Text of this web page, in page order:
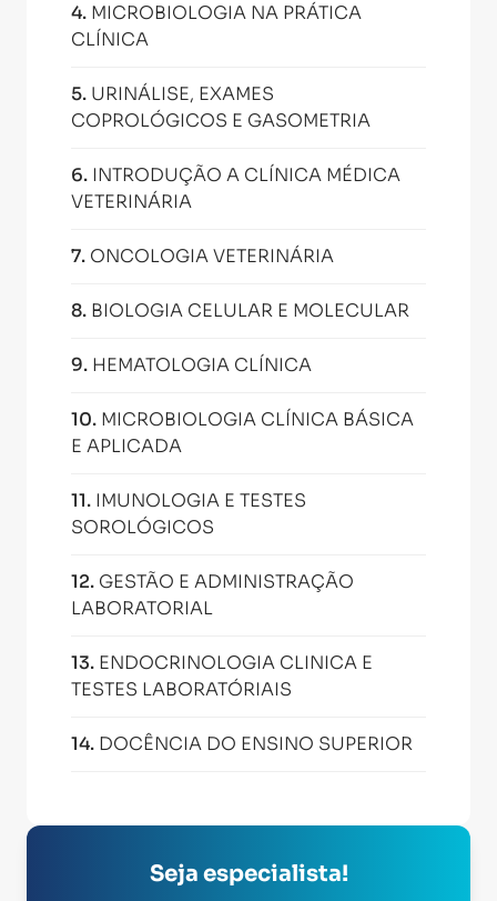
4. MICROBIOLOGIA NA PRÁTICA
CLÍNICA
5. URINÁLISE, EXAMES
COPROLÓGICOS E GASOMETRIA
6. INTRODUÇÃO A CLÍNICA MÉDICA
VETERINÁRIA
7. ONCOLOGIA VETERINÁRIA
8. BIOLOGIA CELULAR E MOLECULAR
9. HEMATOLOGIA CLÍNICA
10. MICROBIOLOGIA CLÍNICA BÁSICA
E APLICADA
11. IMUNOLOGIA E TESTES
SOROLÓGICOS
12. GESTÃO E ADMINISTRAÇÃO
LABORATORIAL
13. ENDOCRINOLOGIA CLINICA E
TESTES LABORATÓRIAIS
14. DOCÊNCIA DO ENSINO SUPERIOR
Seja especialista!